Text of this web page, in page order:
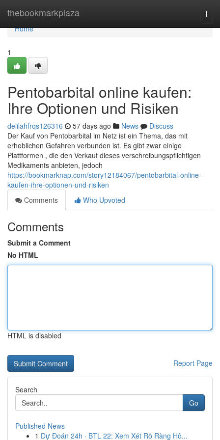
thebookmarkplaza
Home
Home
1
Pentobarbital online kaufen:
Ihre Optionen und Risiken
delilahfrqs126316 57 days ago News
Discuss
Der Kauf von Pentobarbital im Netz ist ein Thema, das mit
erheblichen Gefahren verbunden ist. Es gibt zwar einige
Plattformen , die den Verkauf dieses verschreibungspflichtigen
Medikaments anbieten, jedoch
https://bookmarknap.com/story12184067/pentobarbital-online-
kaufen-ihre-optionen-und-risiken
Comments
Who Upvoted
Comments
Submit a Comment
No HTML
HTML is disabled
Report Page
Search
Go
Published News
1 Dự Đoán 24h · BTL 22: Xem Xét Rõ Ràng Hô...